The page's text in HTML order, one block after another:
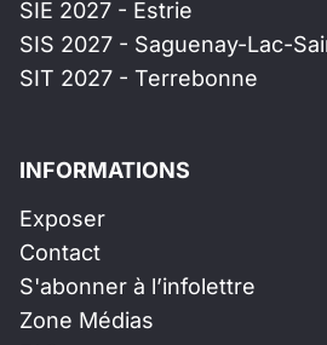
SIE 2027 - Estrie
SIS 2027 - Saguenay-Lac-
SIT 2027 - Terrebonne
INFORMATIONS
Exposer
Contact
S'abonner à l’infolettre
Zone Médias